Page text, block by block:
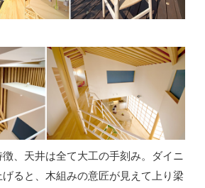
、天井は全て大工の手刻み。ダイニ
ると、木組みの意匠が見えて上り梁